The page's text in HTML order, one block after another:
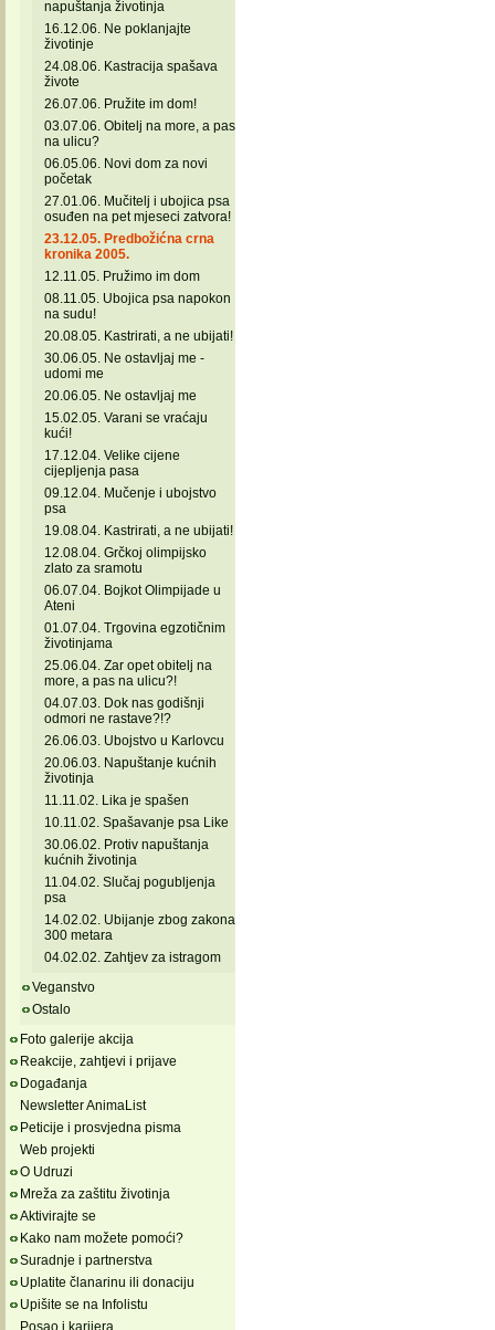
napuštanja životinja
16.12.06. Ne poklanjajte
životinje
24.08.06. Kastracija spašava
živote
26.07.06. Pružite im dom!
03.07.06. Obitelj na more, a pas
na ulicu?
06.05.06. Novi dom za novi
početak
27.01.06. Mučitelj i ubojica psa
osuđen na pet mjeseci zatvora!
23.12.05. Predbožićna crna
kronika 2005.
12.11.05. Pružimo im dom
08.11.05. Ubojica psa napokon
na sudu!
20.08.05. Kastrirati, a ne ubijati!
30.06.05. Ne ostavljaj me -
udomi me
20.06.05. Ne ostavljaj me
15.02.05. Varani se vraćaju
kući!
17.12.04. Velike cijene
cijepljenja pasa
09.12.04. Mučenje i ubojstvo
psa
19.08.04. Kastrirati, a ne ubijati!
12.08.04. Grčkoj olimpijsko
zlato za sramotu
06.07.04. Bojkot Olimpijade u
Ateni
01.07.04. Trgovina egzotičnim
životinjama
25.06.04. Zar opet obitelj na
more, a pas na ulicu?!
04.07.03. Dok nas godišnji
odmori ne rastave?!?
26.06.03. Ubojstvo u Karlovcu
20.06.03. Napuštanje kućnih
životinja
11.11.02. Lika je spašen
10.11.02. Spašavanje psa Like
30.06.02. Protiv napuštanja
kućnih životinja
11.04.02. Slučaj pogubljenja
psa
14.02.02. Ubijanje zbog zakona
300 metara
04.02.02. Zahtjev za istragom
Veganstvo
Ostalo
Foto galerije akcija
Reakcije, zahtjevi i prijave
Događanja
Newsletter AnimaList
Peticije i prosvjedna pisma
Web projekti
O Udruzi
Mreža za zaštitu životinja
Aktivirajte se
Kako nam možete pomoći?
Suradnje i partnerstva
Uplatite članarinu ili donaciju
Upišite se na Infolistu
Posao i karijera